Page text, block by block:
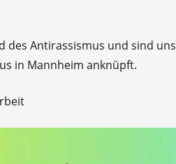
des Antirassismus und sind uns
in Mannheim anknüpft.